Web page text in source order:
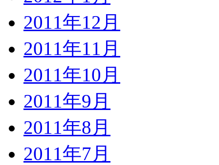
2011年12月
2011年11月
2011年10月
2011年9月
2011年8月
2011年7月